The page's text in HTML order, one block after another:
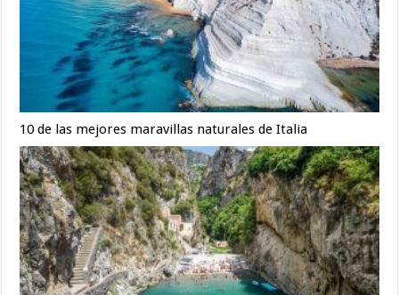
10 de las mejores maravillas naturales de Italia